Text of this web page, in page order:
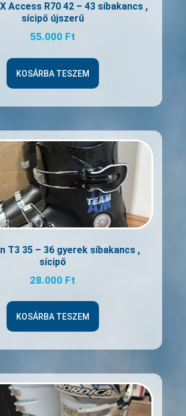
Access R70 42 – 43 síbakancs ,
sícipő újszerű
55.000 Ft
KOSÁRBA TESZEM
T3 35 – 36 gyerek síbakancs ,
sícipő
28.000 Ft
KOSÁRBA TESZEM